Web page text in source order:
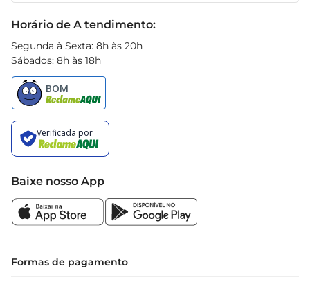
Experimente a Pizza Seara edescubra como é fácil
e gostoso ter uma refeição deliciosa à sua
disposição
Horário de A tendimento:
Segunda à Sexta: 8h às 20h
Sábados: 8h às 18h
Baixe nosso App
Formas de pagamento